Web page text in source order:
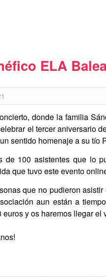
ELA
donde la familia
el tercer aniversario
sentido homenaje a su
de 100 asistentes que lo
que tuvo este evento
que no pudieron
aun están a
y os haremos llegar el